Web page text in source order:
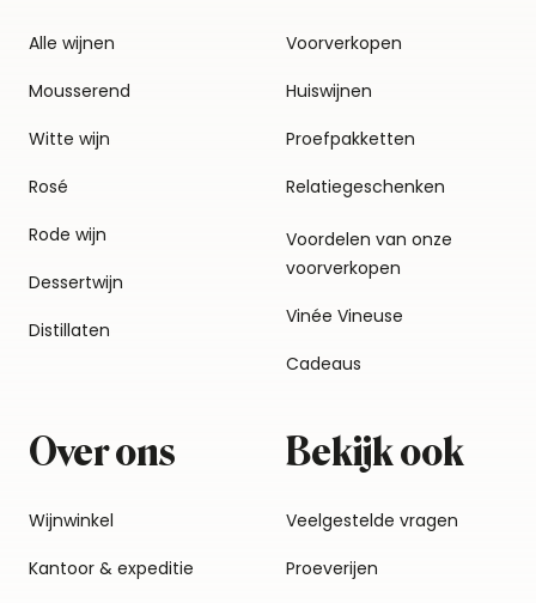
Alle wijnen
Mousserend
Witte wijn
Rosé
Rode wijn
Dessertwijn
Distillaten
Voorverkopen
Huiswijnen
Proefpakketten
Relatiegeschenken
Voordelen van onze
voorverkopen
Vinée Vineuse
Cadeaus
Over ons
Wijnwinkel
Kantoor & expeditie
Bekijk ook
Veelgestelde vragen
Proeverijen